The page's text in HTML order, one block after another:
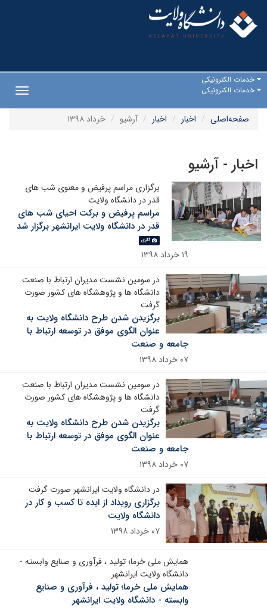
خدمات الکترونیکی
خدمات الکترونیکی
صفحه‌اصلی
اخبار اخبار آرشیو خرداد ۱۳۹۸
اخبار - آرشیو
برگزاری مراسم پرفیض و معنوی شب های
قدر در دانشگاه ولایت
مراسم پرفیض و برکت احیای شب های
قدر در دانشگاه ولایت ایرانشهر برگزار شد
گالری
۱۹ خرداد ۱۳۹۸
در سومین نشست مدیران ارتباط با صنعت
دانشگاه ها و پژوهشگاه های کشور صورت
گرفت
برگزیدن شدن طرح دانشگاه ولایت به
عنوان الگوی موفق در توسعه ارتباط با
جامعه و صنعت
۰۷ خرداد ۱۳۹۸
در سومین نشست مدیران ارتباط با صنعت
دانشگاه ها و پژوهشگاه های کشور صورت
گرفت
برگزیدن شدن طرح دانشگاه ولایت به
عنوان الگوی موفق در توسعه ارتباط با
جامعه و صنعت
۰۷ خرداد ۱۳۹۸
در دانشگاه ولایت ایرانشهر صورت گرفت
برگزاری رویداد از ایده تا کسب و کار در
دانشگاه ولایت
۰۷ خرداد ۱۳۹۸
همایش ملی خرما؛ تولید ، فرآوری و صنایع وابسته -
دانشگاه ولایت ایرانشهر
همایش ملی خرما؛ تولید ، فرآوری و صنایع
وابسته - دانشگاه ولایت ایرانشهر